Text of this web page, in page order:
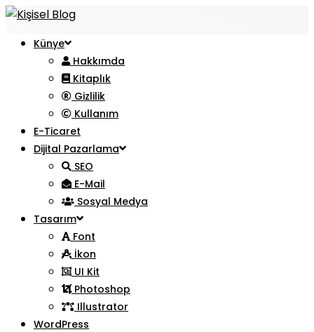
Künye
Hakkımda
Kitaplık
Gizlilik
Kullanım
E-Ticaret
Dijital Pazarlama
SEO
E-Mail
Sosyal Medya
Tasarım
Font
İkon
UI Kit
Photoshop
Illustrator
WordPress